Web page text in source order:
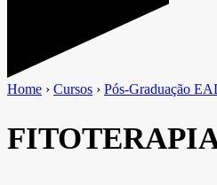
Home › Cursos › Pós-Graduação